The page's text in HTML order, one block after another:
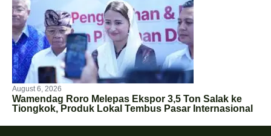
August 6, 2026
Wamendag Roro Melepas Ekspor 3,5 Ton Salak ke
Tiongkok, Produk Lokal Tembus Pasar Internasional